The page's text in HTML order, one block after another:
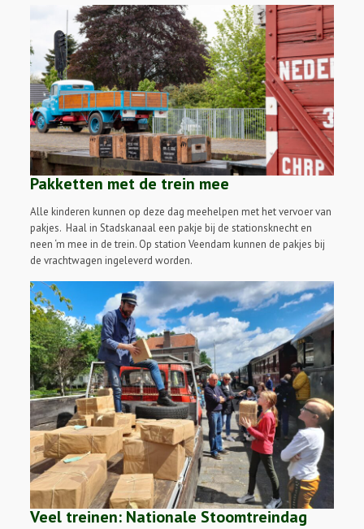
Pakketten met de trein mee
Alle kinderen kunnen op deze dag meehelpen met het vervoer van
pakjes. Haal in Stadskanaal een pakje bij de stationsknecht en
neen ‘m mee in de trein. Op station Veendam kunnen de pakjes bij
de vrachtwagen ingeleverd worden.
Veel treinen: Nationale Stoomtreindag